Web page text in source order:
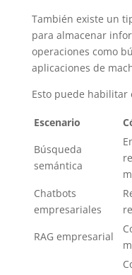
También existe un
para almacenar
operaciones como
aplicaciones de
Esto puede habilitar
Escenario
Búsqueda
semántica
Chatbots
empresariales
RAG empresarial